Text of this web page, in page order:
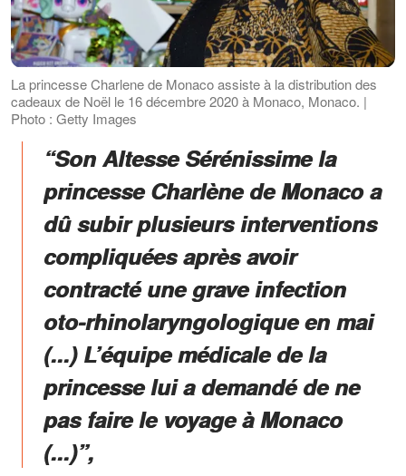
La princesse Charlene de Monaco assiste à la distribution des
cadeaux de Noël le 16 décembre 2020 à Monaco, Monaco. |
Photo : Getty Images
“Son Altesse Sérénissime la
princesse Charlène de Monaco a
dû subir plusieurs interventions
compliquées après avoir
contracté une grave infection
oto-rhinolaryngologique en mai
(...) L’équipe médicale de la
princesse lui a demandé de ne
pas faire le voyage à Monaco
(...)”,